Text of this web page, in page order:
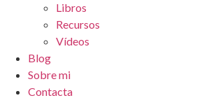
Libros
Recursos
Vídeos
Blog
Sobre mi
Contacta